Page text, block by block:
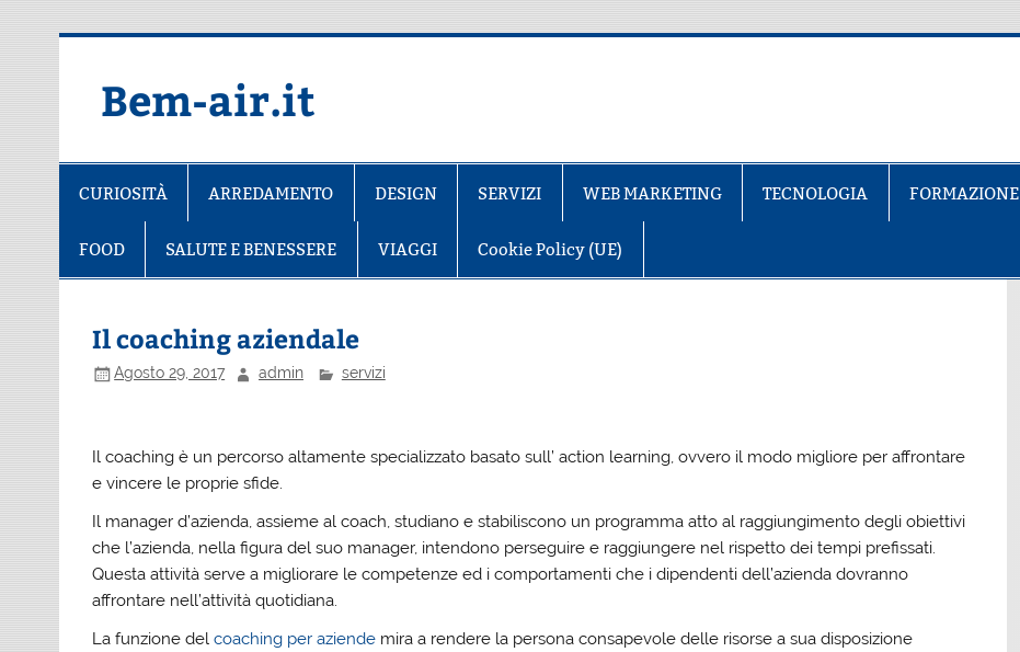
Bem-air.it
CURIOSITÀ ARREDAMENTO DESIGN SERVIZI WEB MARKETING TECNOLOGIA FORMAZIONE
FOOD SALUTE E BENESSERE VIAGGI Cookie Policy (UE)
Il coaching aziendale
Agosto 29, 2017 admin servizi
Il coaching è un percorso altamente specializzato basato sull’ action learning, ovvero il modo migliore per affrontare
e vincere le proprie sfide.
Il manager d’azienda, assieme al coach, studiano e stabiliscono un programma atto al raggiungimento degli obiettivi
che l’azienda, nella figura del suo manager, intendono perseguire e raggiungere nel rispetto dei tempi prefissati.
Questa attività serve a migliorare le competenze ed i comportamenti che i dipendenti dell’azienda dovranno
affrontare nell’attività quotidiana.
La funzione delcoaching per aziende mira a rendere la persona consapevole delle risorse a sua disposizione